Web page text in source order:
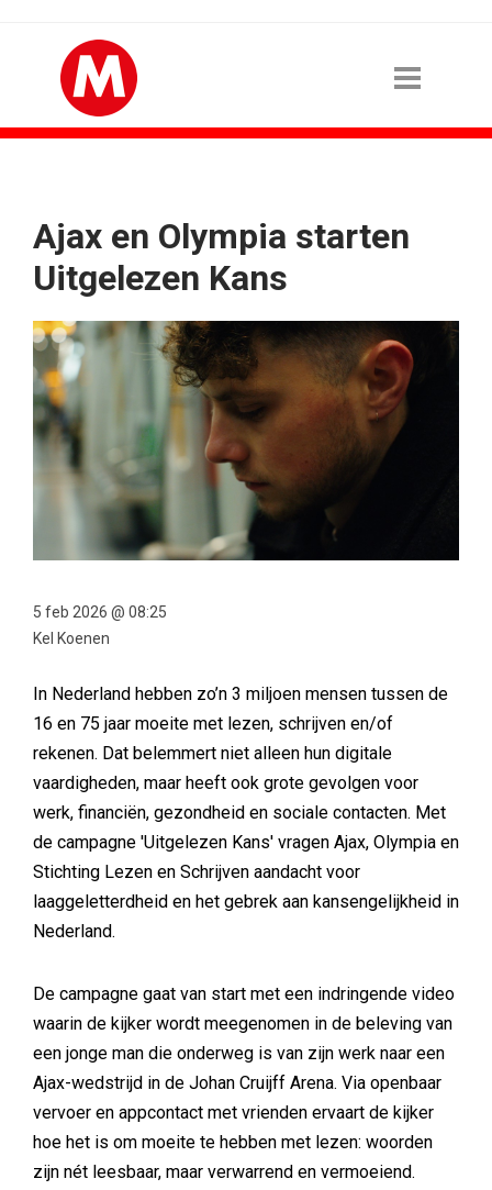
Ajax en Olympia starten
Uitgelezen Kans
5 feb 2026 @ 08:25
Kel Koenen
In Nederland hebben zo’n 3 miljoen mensen tussen de
16 en 75 jaar moeite met lezen, schrijven en/of
rekenen. Dat belemmert niet alleen hun digitale
vaardigheden, maar heeft ook grote gevolgen voor
werk, financiën, gezondheid en sociale contacten. Met
de campagne 'Uitgelezen Kans' vragen Ajax, Olympia en
Stichting Lezen en Schrijven aandacht voor
laaggeletterdheid en het gebrek aan kansengelijkheid in
Nederland.
De campagne gaat van start met een indringende video
waarin de kijker wordt meegenomen in de beleving van
een jonge man die onderweg is van zijn werk naar een
Ajax-wedstrijd in de Johan Cruijff Arena. Via openbaar
vervoer en appcontact met vrienden ervaart de kijker
hoe het is om moeite te hebben met lezen: woorden
zijn nét leesbaar, maar verwarrend en vermoeiend.